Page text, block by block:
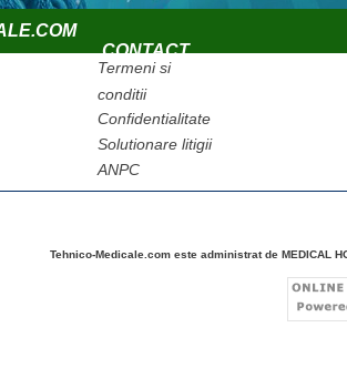
CONTACT
Termeni si
conditii
Confidentialitate
Solutionare litigii
ANPC
Tehnico-Medicale.com este administrat de MEDICAL